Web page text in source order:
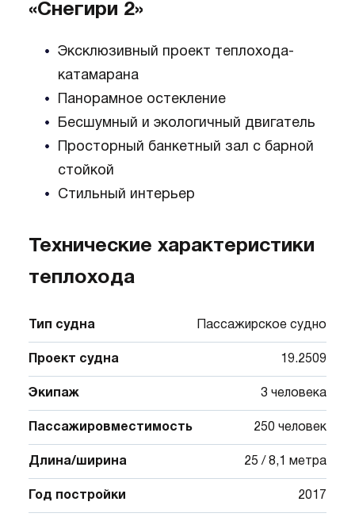
«Снегири 2»
Эксклюзивный проект теплохода-
катамарана
Панорамное остекление
Бесшумный и экологичный двигатель
Просторный банкетный зал с барной
стойкой
Стильный интерьер
Технические характеристики
теплохода
Тип судна Пассажирское судно
Проект судна 19.2509
Экипаж 3 человека
Пассажировместимость 250 человек
Длина/ширина 25 / 8,1 метра
Год постройки 2017